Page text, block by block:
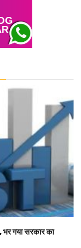
गया सरकार का